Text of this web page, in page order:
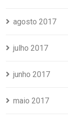
agosto 2017
julho 2017
junho 2017
maio 2017